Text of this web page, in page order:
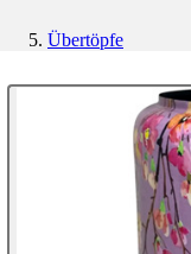
Übertöpfe